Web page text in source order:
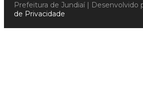
Prefeitura de Jundiaí | Desenvolvido
de Privacidade